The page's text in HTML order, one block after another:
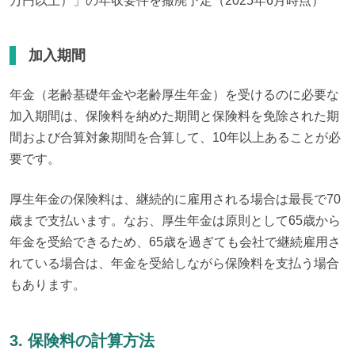
加入期間
年金（老齢基礎年金や老齢厚生年金）を受けるのに必要な
加入期間は、保険料を納めた期間と保険料を免除された期
間および合算対象期間を合算して、10年以上あることが必
要です。
厚生年金の保険料は、継続的に雇用される場合は最長で70
歳まで支払います。なお、厚生年金は原則として65歳から
年金を受給できるため、65歳を過ぎても会社で継続雇用さ
れている場合は、年金を受給しながら保険料を支払う場合
もあります。
3. 保険料の計算方法